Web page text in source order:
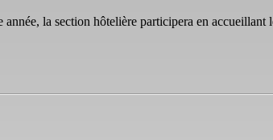
la section hôtelière participera en